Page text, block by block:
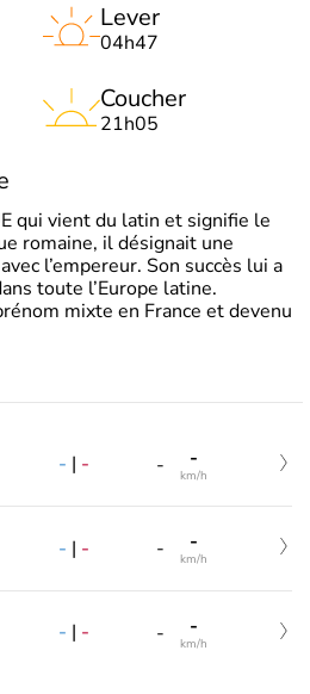
Lever
04h47
Coucher
21h05
qui vient du latin et signifie le
romaine, il désignait une
l’empereur. Son succès lui a
toute l’Europe latine.
mixte en France et devenu
- | - - -
km/h
- | - - -
km/h
- | - - -
km/h